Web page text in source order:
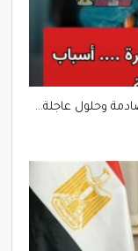
وحلول عاجلة…